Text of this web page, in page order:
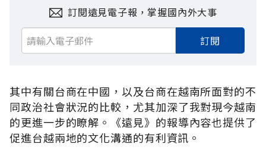
訂閱遠見電子報，掌握國內外大事
訂閱
其中有關台商在中國，以及台商在越南所面對的不
同政治社會狀況的比較，尤其加深了我對現今越南
的更進一步的瞭解。《遠見》的報導內容也提供了
促進台越兩地的文化溝通的有利資訊。